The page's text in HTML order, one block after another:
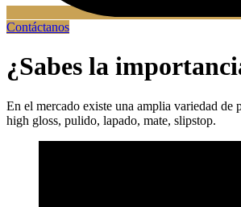
Contáctanos
¿Sabes la
En el mercado existe una amplia variedad
high gloss, pulido, lapado, mate, slipstop.